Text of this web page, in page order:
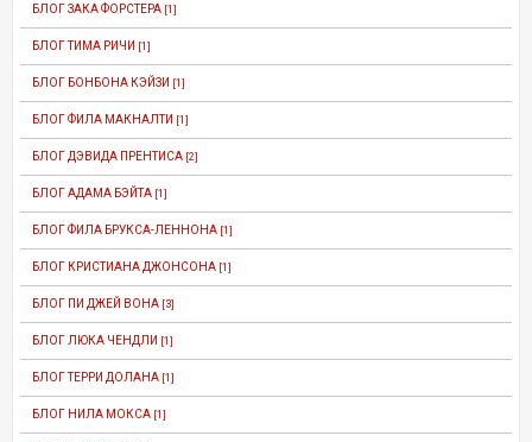
БЛОГ ЗАКА ФОРСТЕРА [1]
БЛОГ ТИМА РИЧИ [1]
БЛОГ БОНБОНА КЭЙЗИ [1]
БЛОГ ФИЛА МАКНАЛТИ [1]
БЛОГ ДЭВИДА ПРЕНТИСА [2]
БЛОГ АДАМА БЭЙТА [1]
БЛОГ ФИЛА БРУКСА-ЛЕННОНА [1]
БЛОГ КРИСТИАНА ДЖОНСОНА [1]
БЛОГ ПИ ДЖЕЙ ВОНА [3]
БЛОГ ЛЮКА ЧЕНДЛИ [1]
БЛОГ ТЕРРИ ДОЛАНА [1]
БЛОГ НИЛА МОКСА [1]